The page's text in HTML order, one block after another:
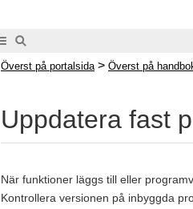
Överst på portalsida > Överst på
Uppdatera fast
När funktioner läggs till eller
Kontrollera versionen på inbyggda